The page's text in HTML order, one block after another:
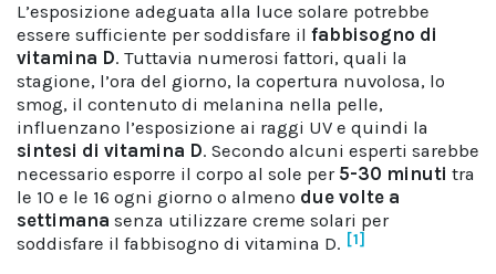
L’esposizione adeguata alla luce solare potrebbe
essere sufficiente per soddisfare il fabbisogno di
vitamina D. Tuttavia numerosi fattori, quali la
stagione, l’ora del giorno, la copertura nuvolosa, lo
smog, il contenuto di melanina nella pelle,
influenzano l’esposizione ai raggi UV e quindi la
sintesi di vitamina D. Secondo alcuni esperti sarebbe
necessario esporre il corpo al sole per 5-30 minuti tra
le 10 e le 16 ogni giorno o almeno due volte a
settimana senza utilizzare creme solari per
soddisfare il fabbisogno di vitamina D.[1]